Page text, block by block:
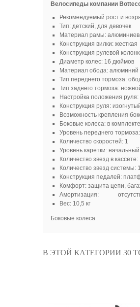
Велосипеды компании
Рекомендуемый рост и
Тип: детский, для девочек
Материал рамы:
Конструкция вилки: жесткая
Конструкция рулевой
Диаметр колес: 16 дюймов
Материал обода: алюминий
Тип переднего тормоза:
Тип заднего тормоза:
Настройка положения
Конструкция руля:
Возможность крепления
Боковые колеса: в
Уровень переднего
Количество скоростей: 1
Уровень каретки: начальный
Количество звезд в кассете:
Количество звезд системы: 1
Конструкция педалей:
Комфорт: защита цепи,
Амортизация:
Вес: 10,5 кг
Боковые колеса
В ЭТОЙ КАТЕГОРИИ 30